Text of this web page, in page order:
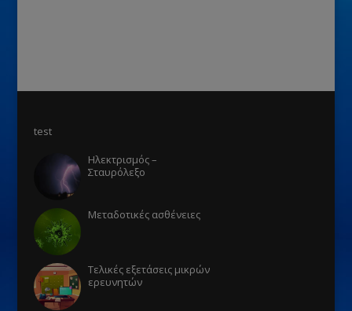
test
Ηλεκτρισμός –
Σταυρόλεξο
Μεταδοτικές ασθένειες
Τελικές εξετάσεις μικρών
ερευνητών